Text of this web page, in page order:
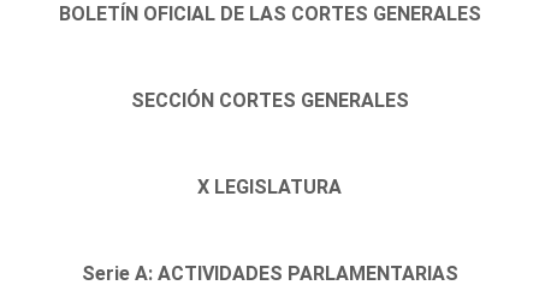
BOLETÍN OFICIAL DE LAS CORTES GENERALES
SECCIÓN CORTES GENERALES
X LEGISLATURA
Serie A: ACTIVIDADES PARLAMENTARIAS